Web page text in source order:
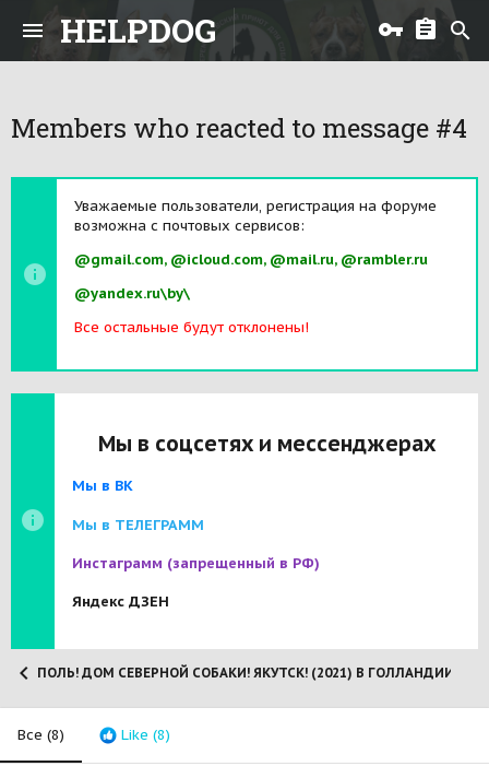
HELPDOG
Members who reacted to message #4
Уважаемые пользователи, регистрация на форуме
возможна с почтовых сервисов:
@gmail.com, @icloud.com, @mail.ru, @rambler.ru
@yandex.ru\by\
Все остальные будут отклонены!
Мы в соцсетях и мессенджерах
Мы в ВК
Мы в ТЕЛЕГРАММ
Инстаграмм (запрещенный в РФ)
Яндекс ДЗЕН
ПОЛЬ! ДОМ СЕВЕРНОЙ СОБАКИ! ЯКУТСК! (2021) В ГОЛЛАНДИИ!
Все (8) Like (8)